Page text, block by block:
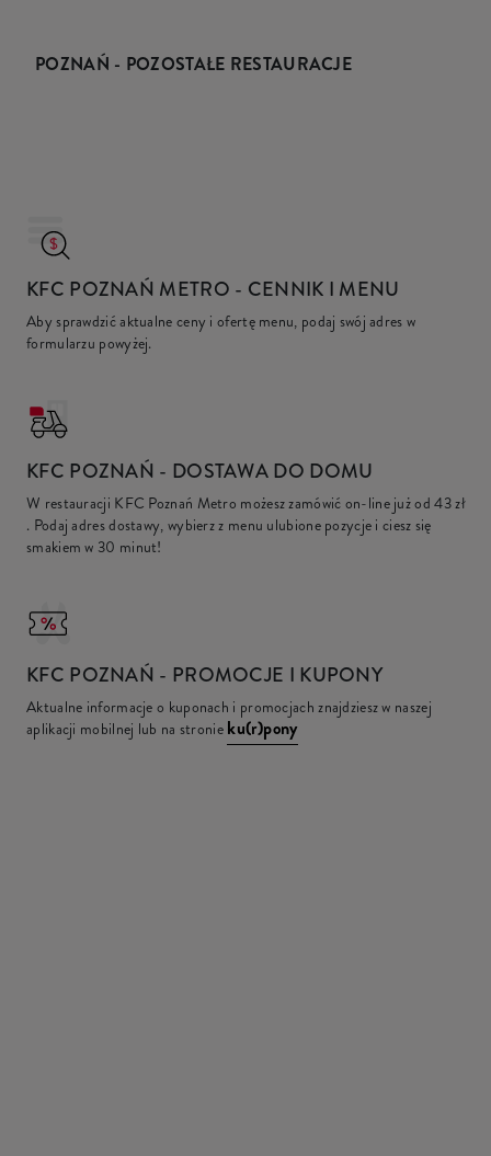
POZNAŃ - POZOSTAŁE RESTAURACJE
KFC POZNAŃ METRO - CENNIK I MENU
Aby sprawdzić aktualne ceny i ofertę menu, podaj swój adres w
formularzu powyżej.
KFC POZNAŃ - DOSTAWA DO DOMU
W restauracji KFC Poznań Metro możesz zamówić on-line już od43 zł
. Podaj adres dostawy, wybierz z menu ulubione pozycje i ciesz się
smakiem w 30 minut!
KFC POZNAŃ - PROMOCJE I KUPONY
Aktualne informacje o kuponach i promocjach znajdziesz w naszej
aplikacji mobilnej lub na stronie ku(r)pony